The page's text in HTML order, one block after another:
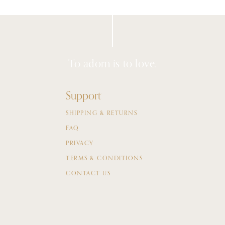
To adorn is to love.
Support
SHIPPING & RETURNS
FAQ
PRIVACY
TERMS & CONDITIONS
CONTACT US